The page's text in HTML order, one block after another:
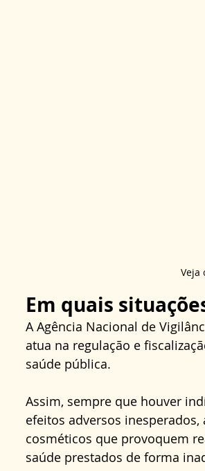
Veja
Em quais
A Agência Nacional de
atua na regulação e
saúde pública.
Assim, sempre que houver
efeitos adversos
cosméticos que provoquem
saúde prestados de forma